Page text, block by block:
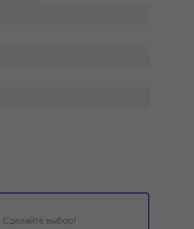
Сделайте выбор!